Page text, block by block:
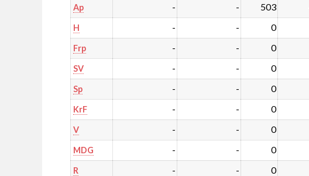
Ap - - 503
H - - 0
Frp - - 0
SV - - 0
Sp - - 0
KrF - - 0
V - - 0
MDG - - 0
R - - 0